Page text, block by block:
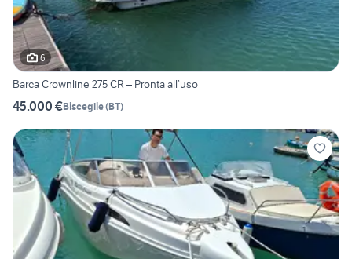
6
Barca Crownline 275 CR – Pronta all’uso
45.000 €Bisceglie(BT)